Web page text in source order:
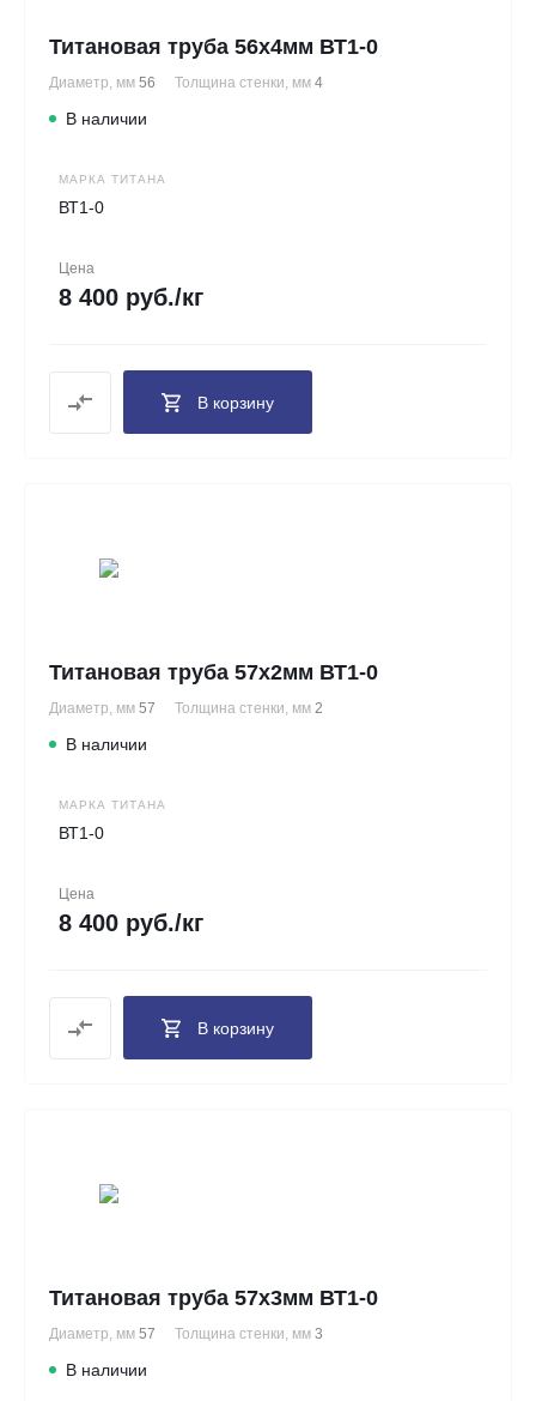
Титановая труба 56х4мм ВТ1-0
Диаметр, мм 56 Толщина стенки, мм 4
В наличии
МАРКА ТИТАНА
ВТ1-0
Цена
8 400 руб./кг
В корзину
Титановая труба 57х2мм ВТ1-0
Диаметр, мм 57 Толщина стенки, мм 2
В наличии
МАРКА ТИТАНА
ВТ1-0
Цена
8 400 руб./кг
В корзину
Титановая труба 57х3мм ВТ1-0
Диаметр, мм 57 Толщина стенки, мм 3
В наличии